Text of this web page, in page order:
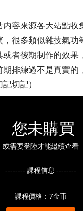
内容來源各大站點
很多類似雜技氣功
者後期制作的效果
排練過不是真實的
切記）
您未購買
或需要登陸才能繼續查看
-------- 課程信息 --------
課程價格：7金币